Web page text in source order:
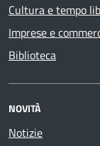
Cultura e tempo
Imprese e
Biblioteca
NOVITÀ
Notizie